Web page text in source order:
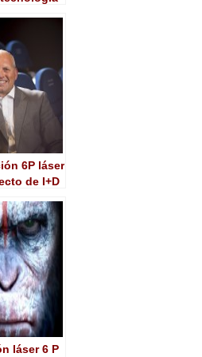
6P láser
de I+D
láser 6 P